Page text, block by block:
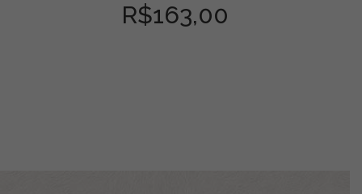
R$163,00